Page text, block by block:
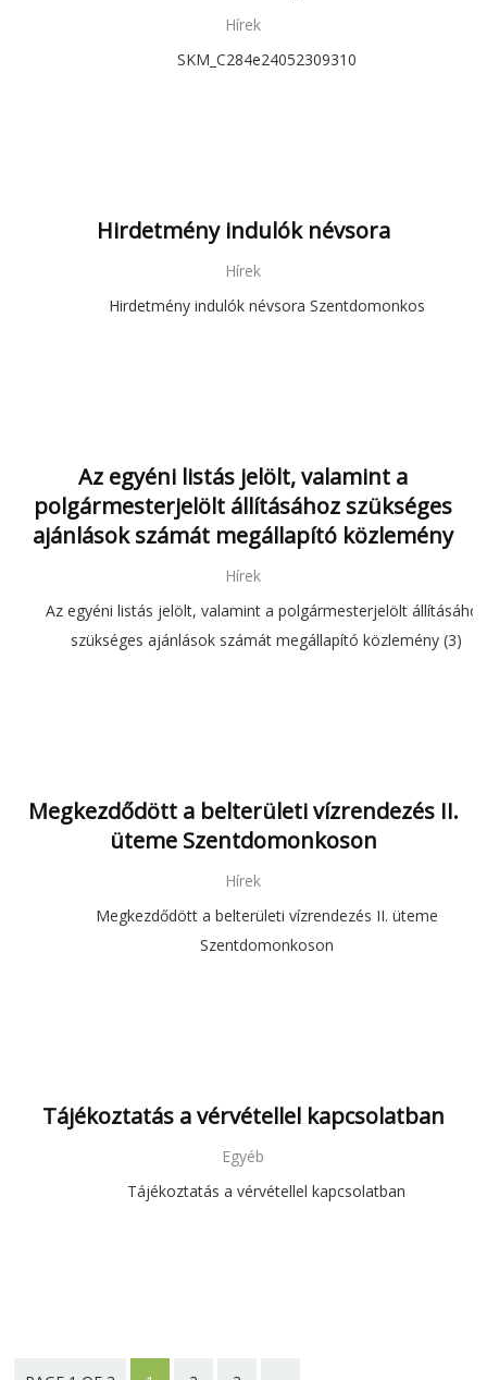
Hírek
SKM_C284e24052309310
Hirdetmény indulók névsora
Hírek
Hirdetmény indulók névsora Szentdomonkos
Az egyéni listás jelölt, valamint a
polgármesterjelölt állításához szükséges
ajánlások számát megállapító közlemény
Hírek
Az egyéni listás jelölt, valamint a polgármesterjelölt állításához
szükséges ajánlások számát megállapító közlemény (3)
Megkezdődött a belterületi vízrendezés II.
üteme Szentdomonkoson
Hírek
Megkezdődött a belterületi vízrendezés II. üteme
Szentdomonkoson
Tájékoztatás a vérvétellel kapcsolatban
Egyéb
Tájékoztatás a vérvétellel kapcsolatban